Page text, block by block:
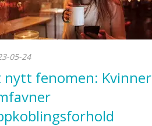
05-24
nytt fenomen: Kvinner